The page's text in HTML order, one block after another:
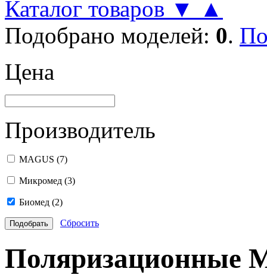
Каталог товаров ▼
▲
Подобрано моделей: 0.
Цена
Производитель
MAGUS (7)
Микромед (3)
Биомед (2)
Сбросить
Поляризационные